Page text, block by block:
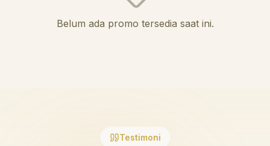
Belum ada promo tersedia saat ini.
Testimoni